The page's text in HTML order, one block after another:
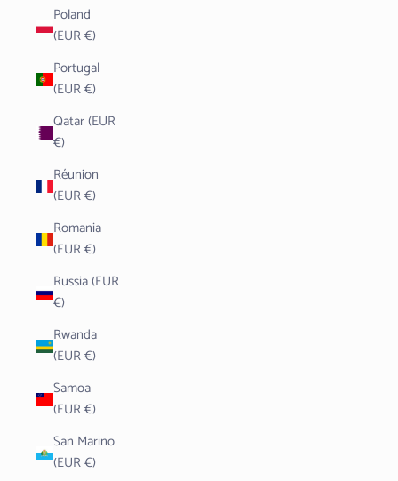
Poland
(EUR €)
Portugal
(EUR €)
Qatar (EUR
€)
Réunion
(EUR €)
Romania
(EUR €)
Russia (EUR
€)
Rwanda
(EUR €)
Samoa
(EUR €)
San Marino
(EUR €)